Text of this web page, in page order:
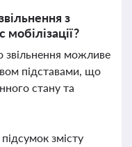
з
можливе
підставами, що
стану та
змісту